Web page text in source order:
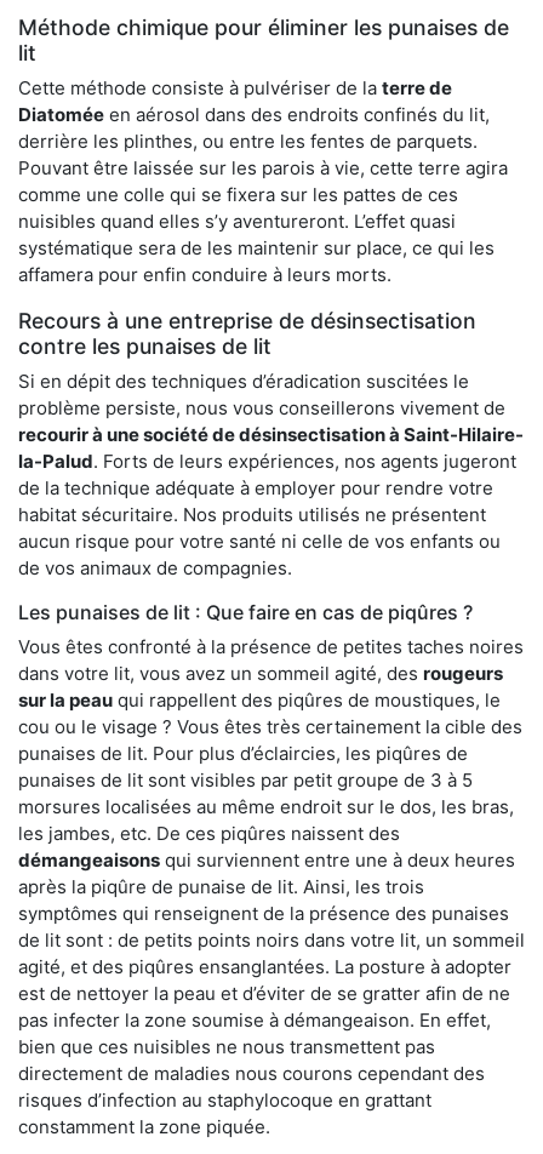
Méthode chimique pour éliminer les punaises de
lit
Cette méthode consiste à pulvériser de la terre de
Diatomée en aérosol dans des endroits confinés du lit,
derrière les plinthes, ou entre les fentes de parquets.
Pouvant être laissée sur les parois à vie, cette terre agira
comme une colle qui se fixera sur les pattes de ces
nuisibles quand elles s’y aventureront. L’effet quasi
systématique sera de les maintenir sur place, ce qui les
affamera pour enfin conduire à leurs morts.
Recours à une entreprise de désinsectisation
contre les punaises de lit
Si en dépit des techniques d’éradication suscitées le
problème persiste, nous vous conseillerons vivement de
recourir à une société de désinsectisation à Saint-Hilaire-
la-Palud. Forts de leurs expériences, nos agents jugeront
de la technique adéquate à employer pour rendre votre
habitat sécuritaire. Nos produits utilisés ne présentent
aucun risque pour votre santé ni celle de vos enfants ou
de vos animaux de compagnies.
Les punaises de lit : Que faire en cas de piqûres ?
Vous êtes confronté à la présence de petites taches noires
dans votre lit, vous avez un sommeil agité, des rougeurs
sur la peau qui rappellent des piqûres de moustiques, le
cou ou le visage ? Vous êtes très certainement la cible des
punaises de lit. Pour plus d’éclaircies, les piqûres de
punaises de lit sont visibles par petit groupe de 3 à 5
morsures localisées au même endroit sur le dos, les bras,
les jambes, etc. De ces piqûres naissent des
démangeaisons qui surviennent entre une à deux heures
après la piqûre de punaise de lit. Ainsi, les trois
symptômes qui renseignent de la présence des punaises
de lit sont : de petits points noirs dans votre lit, un sommeil
agité, et des piqûres ensanglantées. La posture à adopter
est de nettoyer la peau et d’éviter de se gratter afin de ne
pas infecter la zone soumise à démangeaison. En effet,
bien que ces nuisibles ne nous transmettent pas
directement de maladies nous courons cependant des
risques d’infection au staphylocoque en grattant
constamment la zone piquée.